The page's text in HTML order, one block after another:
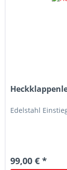
Edelstahl
99,00 € *